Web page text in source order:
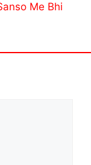
Sanso Me Bhi